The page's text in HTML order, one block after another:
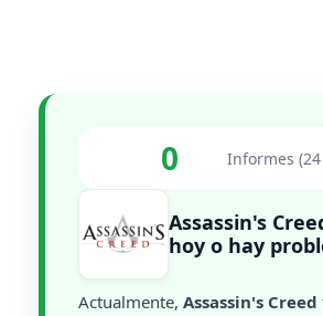
0 Informes
Assassin's
hoy o hay
Actualmente, Assassin's Creed